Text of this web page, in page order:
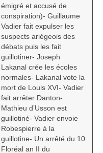
émigré et accusé de
conspiration)- Guillaume
Vadier fait expulser les
suspects ariégeois des
débats puis les fait
guillotiner- Joseph
Lakanal crée les écoles
normales- Lakanal vote la
mort de Louis XVI- Vadier
fait arrêter Danton-
Mathieu d’Usson est
guillotiné- Vadier envoie
Robespierre à la
guillotine- Un arrêté du 10
Floréal an II du